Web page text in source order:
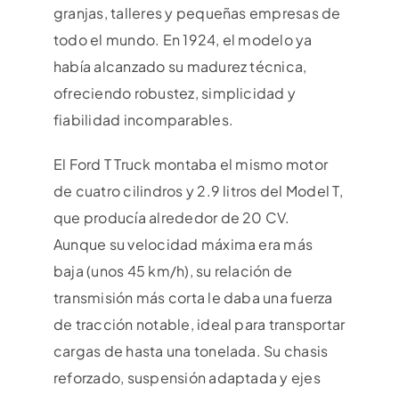
granjas, talleres y pequeñas empresas de
todo el mundo. En 1924, el modelo ya
había alcanzado su madurez técnica,
ofreciendo robustez, simplicidad y
fiabilidad incomparables.
El Ford T Truck montaba el mismo motor
de cuatro cilindros y 2.9 litros del Model T,
que producía alrededor de 20 CV.
Aunque su velocidad máxima era más
baja (unos 45 km/h), su relación de
transmisión más corta le daba una fuerza
de tracción notable, ideal para transportar
cargas de hasta una tonelada. Su chasis
reforzado, suspensión adaptada y ejes